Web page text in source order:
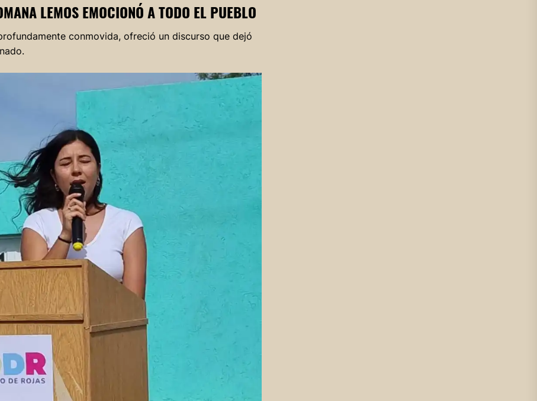
LEMOS EMOCIONÓ A TODO EL PUEBLO
conmovida, ofreció un discurso que dejó